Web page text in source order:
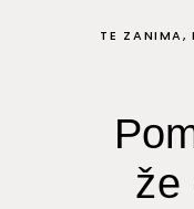
TE ZANIMA,
že